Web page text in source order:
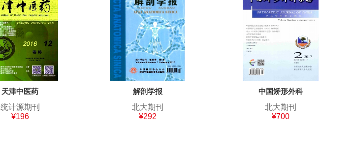
天津中医药
统计源期刊
¥196
解剖学报
北大期刊
¥292
中国矫形外科
北大期刊
¥700